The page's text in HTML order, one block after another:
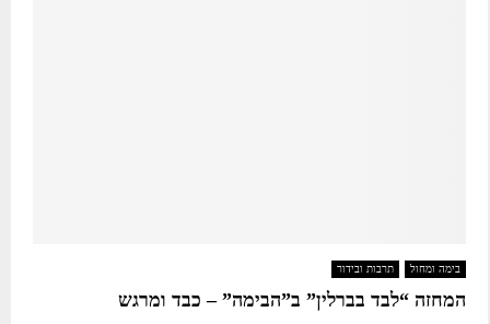
בימה ומחול תרבות ובידור
המחזה “לבד בברלין” ב”הבימה” – כבד ומרגש